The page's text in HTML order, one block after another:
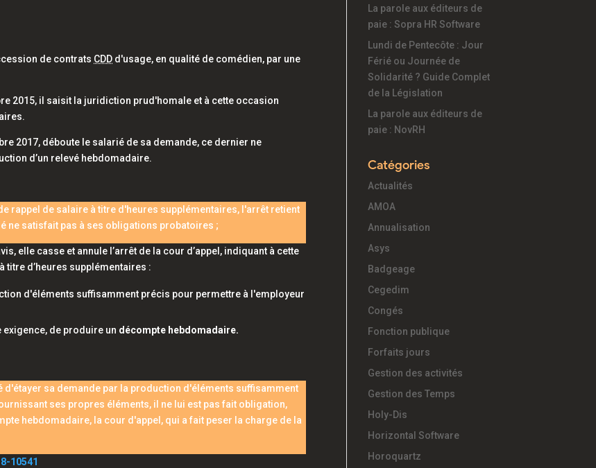
de contrats CDD d'usage, en qualité de comédien, par une
2015, il saisit la juridiction prud'homale et à cette occasion
2017, déboute le salarié de sa demande, ce dernier ne
d’un relevé hebdomadaire.
rappel de salaire à titre d'heures supplémentaires, l'arrêt retient
ne satisfait pas à ses obligations probatoires ;
elle casse et annule l’arrêt de la cour d’appel, indiquant à cette
titre d’heures supplémentaires :
d'éléments suffisamment précis pour permettre à l'employeur
exigence, de produire un décompte hebdomadaire.
d'étayer sa demande par la production d'éléments suffisamment
ses propres éléments, il ne lui est pas fait obligation,
hebdomadaire, la cour d'appel, qui a fait peser la charge de la
10541
La parole aux éditeurs de
paie : Sopra HR Software
Lundi de Pentecôte : Jour
Férié ou Journée de
Solidarité ? Guide Complet
de la Législation
La parole aux éditeurs de
paie : NovRH
Catégories
Actualités
AMOA
Annualisation
Asys
Badgeage
Cegedim
Congés
Fonction publique
Forfaits jours
Gestion des activités
Gestion des Temps
Holy-Dis
Horizontal Software
Horoquartz